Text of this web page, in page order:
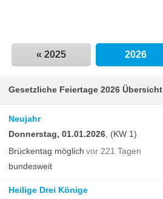
« 2025 2026
Gesetzliche Feiertage 2026 Übersicht
Neujahr
Donnerstag, 01.01.2026, (KW 1)
Brückentag möglich vor 221 Tagen
bundesweit
Heilige Drei Könige